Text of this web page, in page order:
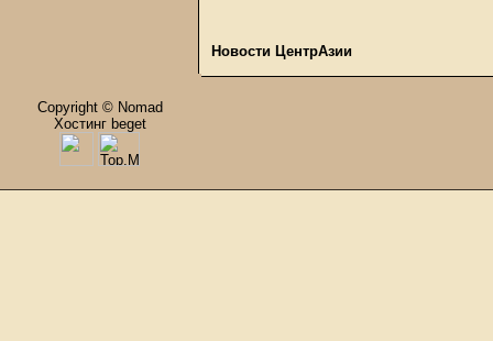
Новости ЦентрАзии
Copyright © Nomad
Хостинг beget